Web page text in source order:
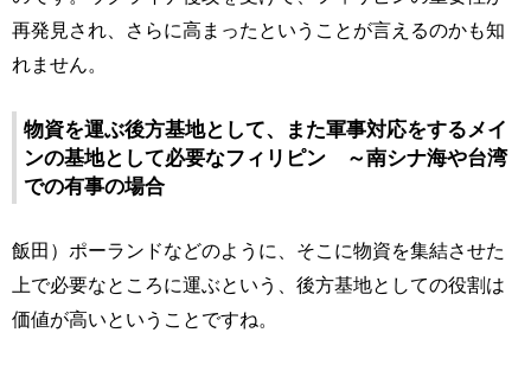
再発見され、さらに高まったということが言えるのかも知
れません。
物資を運ぶ後方基地として、また軍事対応をするメイ
ンの基地として必要なフィリピン ～南シナ海や台湾
での有事の場合
飯田）ポーランドなどのように、そこに物資を集結させた
上で必要なところに運ぶという、後方基地としての役割は
価値が高いということですね。